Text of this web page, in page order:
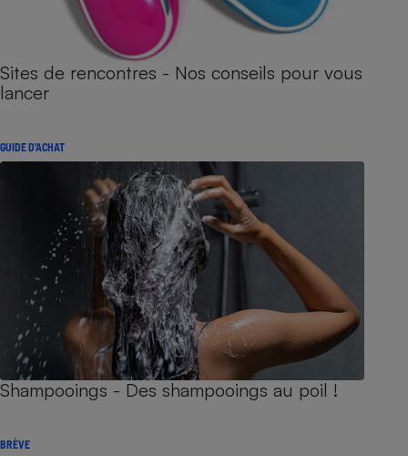
Sites de rencontres - Nos conseils pour vous
lancer
GUIDE D'ACHAT
Shampooings - Des shampooings au poil !
BRÈVE